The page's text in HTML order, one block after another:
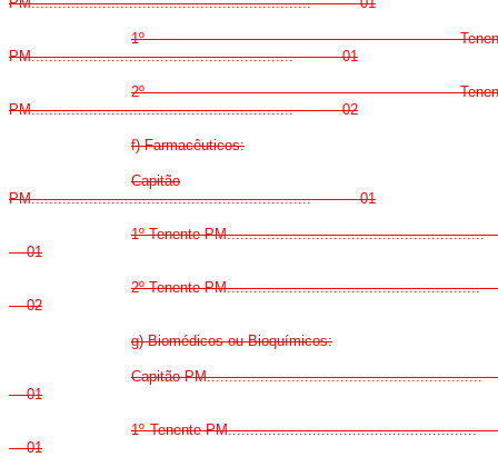
1º
PM........................................................... 01
2º
PM........................................................... 02
f) Farmacêuticos:
Capitão
PM............................................................... 01
1º Tenente
01
2º Tenente
02
g) Biomédicos ou Bioquímicos:
Capitão
01
1º Tenente
01